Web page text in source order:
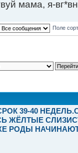
мама, я-
Поле
39-40
ЖЁЛТЫЕ
РОДЫ